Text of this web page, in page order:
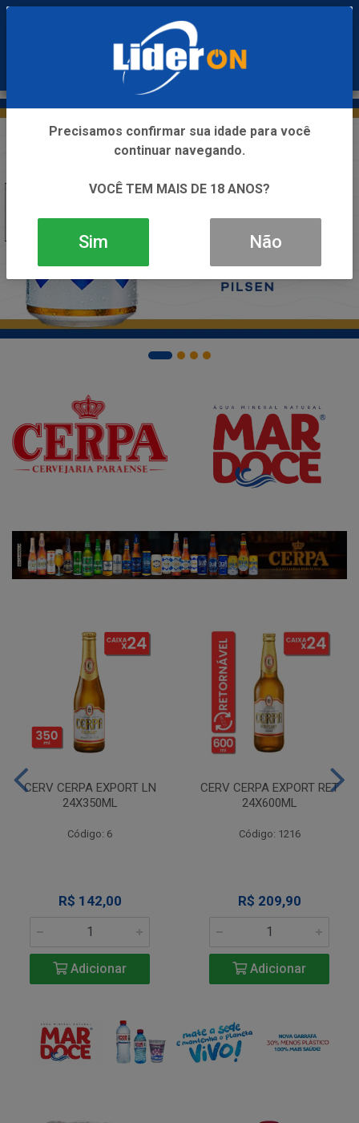
CERV CERPA EXPORT LN
24X350ML
Código: 6
R$ 142,00
Adicionar
CERV CERPA EXPORT RET
24X600ML
Código: 1216
R$ 209,90
Adicionar
Precisamos confirmar sua idade para você
continuar navegando.
VOCÊ TEM MAIS DE 18 ANOS?
Sim Não